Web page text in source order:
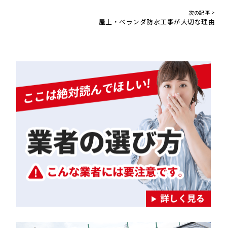
次の記事 >
屋上・ベランダ防水工事が大切な理由